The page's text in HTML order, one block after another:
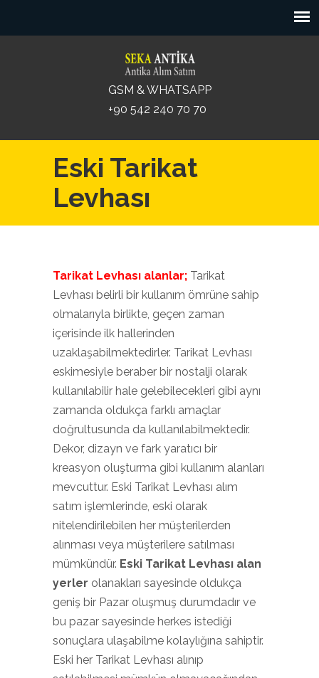
GSM & WHATSAPP
+90 542 240 70 70
Eski Tarikat
Levhası
Tarikat Levhası alanlar; Tarikat
Levhası belirli bir kullanım ömrüne sahip
olmalarıyla birlikte, geçen zaman
içerisinde ilk hallerinden
uzaklaşabilmektedirler. Tarikat Levhası
eskimesiyle beraber bir nostalji olarak
kullanılabilir hale gelebilecekleri gibi aynı
zamanda oldukça farklı amaçlar
doğrultusunda da kullanılabilmektedir.
Dekor, dizayn ve fark yaratıcı bir
kreasyon oluşturma gibi kullanım alanları
mevcuttur. Eski Tarikat Levhası alım
satım işlemlerinde, eski olarak
nitelendirilebilen her müşterilerden
alınması veya müşterilere satılması
mümkündür. Eski Tarikat Levhası alan
yerler olanakları sayesinde oldukça
geniş bir Pazar oluşmuş durumdadır ve
bu pazar sayesinde herkes istediği
sonuçlara ulaşabilme kolaylığına sahiptir.
Eski her Tarikat Levhası alınıp